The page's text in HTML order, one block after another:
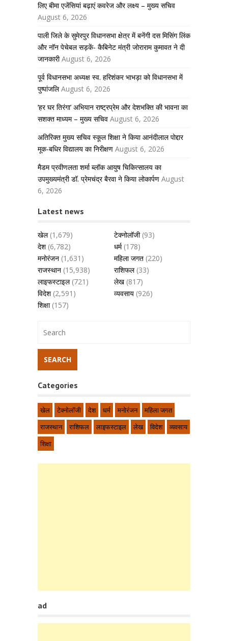
लिए बीमा एजेंसियां बढ़ाएं कवरेज और लक्ष्य – मुख्य सचिव
August 6, 2026
पाली जिले के सुमेरपुर विधानसभा क्षेत्र में बनेंगी दस मिसिंग लिंक
और नॉन पेचेबल सड़कें- कैबिनेट मंत्री जोराराम कुमावत ने दी
जानकारी August 6, 2026
पूर्व विधानसभा अध्यक्ष स्व. हरिशंकर भाभड़ा को विधानसभा में
पुष्पांजलि August 6, 2026
‘हर घर तिरंगा’ अभियान राष्ट्रप्रेम और देशभक्ति की भावना का
सशक्त माध्यम – मुख्य सचिव August 6, 2026
अतिरिक्त मुख्य सचिव स्कूल शिक्षा ने किया आनंदीलाल पोद्दार
मूक-बधिर विद्यालय का निरीक्षण August 6, 2026
मैडम प्रवीणलता शर्मा ब्लॉक आयुष चिकित्सालय का
उपमुख्यमंत्री डॉ. प्रेमचंद्र बैरवा ने किया लोकार्पण August
6, 2026
Latest news
खेल(1,679) टेक्नोलॉजी(93)
देश(6,782) धर्म(178)
मनोरंजन (1,631) महिला जगत (220)
राजस्थान (15,938) राशिफल(33)
लाइफस्टाइल(721) लेख (817)
विदेश(2,591) व्यवसाय (926)
शिक्षा(157)
Categories
खेल टेक्नोलॉजी देश धर्म मनोरंजन
महिला जगत
राजस्थान
राशिफल लाइफस्टाइल लेख विदेश
व्यवसाय
शिक्षा
ad